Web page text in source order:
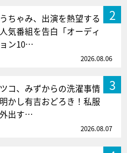
2
ちゃみ、出演を熱望する
気番組を告白「オーディ
ン10…
2026.08.06
3
コ、みずからの洗濯事情
かし有吉おどろき！私服
出す…
2026.08.07